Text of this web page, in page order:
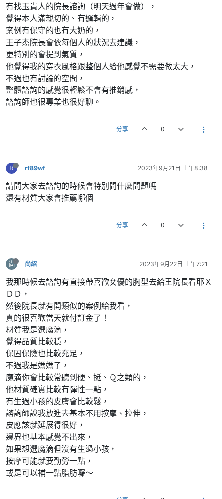
有找玉貴人的院長諮詢（明天過年會做），
覺得本人滿親切的、有邏輯的，
案例有保守的也有大奶的，
王子杰院長會依每個人的狀況去建議，
更特別的會提到氣質，
他覺得我的穿衣風格跟整個人給他感覺不需要做太大，
不過也有討論的空間，
整體諮詢的感覺很輕鬆不會有推銷感，
諮詢師也很專業也很好聊。
分享 0
R rf89wf 2023年9月21日 上午8:38
請問大家去諮詢的時候會特別問什麼問題嗎
還有材質大家會推薦哪個
分享 0
尚 尚紹 2023年9月22日 上午7:21
我那時候去諮詢有直接帶喜歡女優的胸型去給王院長看耶Ｘ
ＤＤ，
然後院長就有開類似的案例給我看，
真的很喜歡當天就付訂金了！
材質我是選魔滴，
覺得品質比較穩，
保固保險也比較充足，
不過我是媽媽了，
魔滴你會比較常聽到硬、挺、Ｑ之類的，
他材質確實比較有彈性一點，
有生過小孩的皮膚會比較鬆，
諮詢師說我放進去基本不用按摩、拉伸，
皮應該就延展得很好，
邊界也基本感覺不出來，
如果想選魔滴但沒有生過小孩，
按摩可能就要勤勞一點，
或是可以補一點脂肪囉～